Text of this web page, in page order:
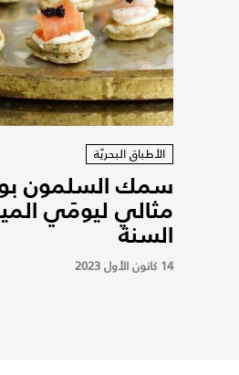
الأطباق البحريّة
سمك السلمون
مثالي ليومَي
السنة
14 كانون الأول 2023